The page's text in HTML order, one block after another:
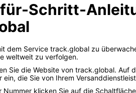
Schritt-
dem Service track.global zu
weltweit zu verfolgen.
Sie die Website von track.global. Auf
ein, die Sie von Ihrem
Nummer klicken Sie auf die